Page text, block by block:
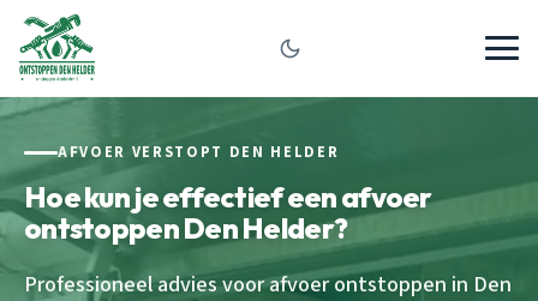
AFVOER VERSTOPT DEN HELDER
Hoe kun je effectief een afvoer
ontstoppen Den Helder?
Professioneel advies voor afvoer ontstoppen in Den